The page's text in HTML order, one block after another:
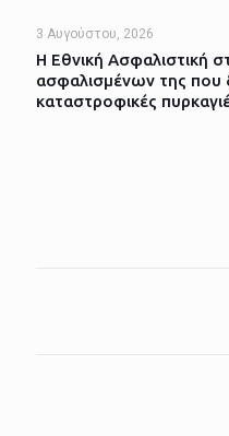
3 Αυγούστου, 2026
Η Εθνική Ασφαλιστική
ασφαλισμένων της που
καταστροφικές